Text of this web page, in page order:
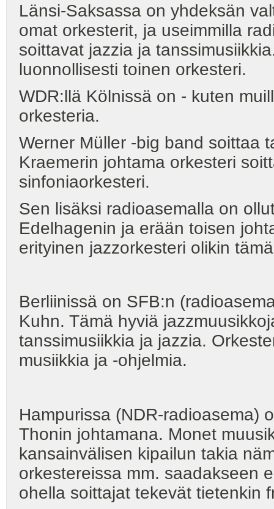
Länsi-Saksassa on yhdeksän
omat orkesterit, ja useimmilla
soittavat jazzia ja
luonnollisesti toinen orkesteri.
WDR:llä Kölnissä on - kuten
orkesteria.
Werner Müller -big band soittaa
Kraemerin johtama orkesteri
sinfoniaorkesteri.
Sen lisäksi radioasemalla on
Edelhagenin ja erään toisen
erityinen jazzorkesteri olikin
Berliinissä on SFB:n
Kuhn. Tämä hyviä
tanssimusiikkia ja jazzia.
musiikkia ja -ohjelmia.
Hampurissa (NDR-radioasema)
Thonin johtamana. Monet
kansainvälisen kipailun takia
orkestereissa mm. saadakseen
ohella soittajat tekevät tietenkin